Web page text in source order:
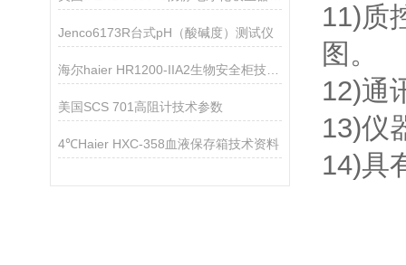
Jenco6173R台式pH（酸碱度）测试仪
海尔haier HR1200-IIA2生物安全柜技术资料
美国SCS 701高阻计技术参数
4℃Haier HXC-358血液保存箱技术资料
11)质
图。
12)通
13)仪
14)具